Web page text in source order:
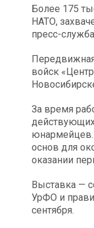
Более 175
НАТО,
пресс-
войск
За время
юнармейцев.
основ для
оказании
Выставка —
УрФО и
сентября.